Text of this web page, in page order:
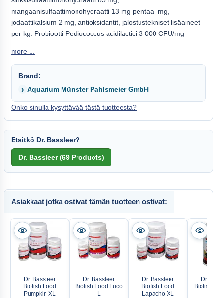
mangaanisulfaattimonohydraatti 13 mg pentaa. mg,
jodaattikalsium 2 mg, antioksidantit, jalostustekniset lisäaineet
per kg: Probiootti Pediococcus acidilactici 3 000 CFU/mg
more ...
Brand:
Aquarium Münster Pahlsmeier GmbH
Onko sinulla kysyttävää tästä tuotteesta?
Etsitkö Dr. Bassleer?
Asiakkaat jotka ostivat tämän tuotteen ostivat:
Dr. Bassleer
Biofish Food
Pumpkin XL
Dr. Bassleer
Biofish Food Fuco
L
Dr. Bassleer
Biofish Food
Lapacho XL
Dr.
Biofish